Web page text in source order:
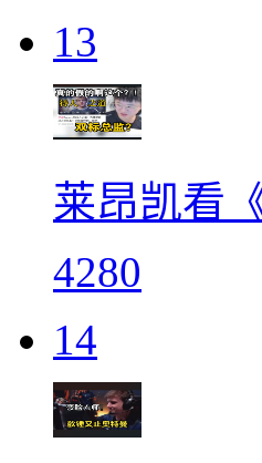
13
莱昂凯看
4280
14